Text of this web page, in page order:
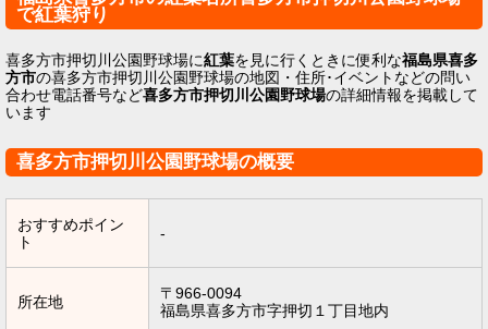
で紅葉狩り
喜多方市押切川公園野球場に紅葉を見に行くときに便利な福島県喜多
方市の喜多方市押切川公園野球場の地図・住所･イベントなどの問い
合わせ電話番号など喜多方市押切川公園野球場の詳細情報を掲載して
います
喜多方市押切川公園野球場の概要
おすすめポイン
ト
-
所在地
〒966-0094
福島県喜多方市字押切１丁目地内